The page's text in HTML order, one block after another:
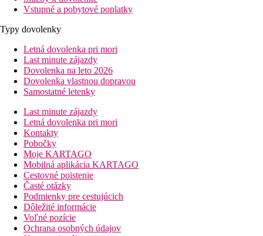
Vstupné a pobytové poplatky
Typy dovolenky
Letná dovolenka pri mori
Last minute zájazdy
Dovolenka na leto 2026
Dovolenka vlastnou dopravou
Samostatné letenky
Last minute zájazdy
Letná dovolenka pri mori
Kontakty
Pobočky
Moje KARTAGO
Mobilná aplikácia KARTAGO
Cestovné poistenie
Časté otázky
Podmienky pre cestujúcich
Dôležité informácie
Voľné pozície
Ochrana osobných údajov